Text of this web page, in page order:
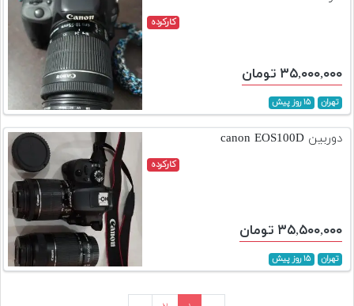
کارکرده
۳۵,۰۰۰,۰۰۰ تومان
تهران ۱۵ روز پیش
دوربین canon EOS100D
کارکرده
۳۵,۵۰۰,۰۰۰ تومان
تهران ۱۵ روز پیش